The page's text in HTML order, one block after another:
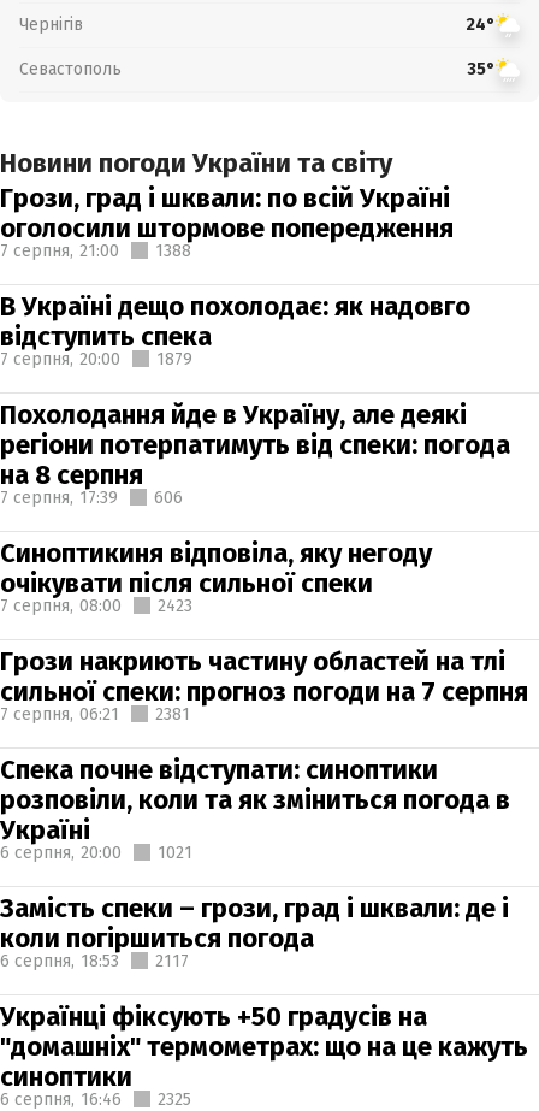
Чернігів 24°
Севастополь 35°
Новини погоди України та світу
Грози, град і шквали: по всій Україні
оголосили штормове попередження
7 серпня, 21:00 1388
В Україні дещо похолодає: як надовго
відступить спека
7 серпня, 20:00 1879
Похолодання йде в Україну, але деякі
регіони потерпатимуть від спеки: погода
на 8 серпня
7 серпня, 17:39 606
Синоптикиня відповіла, яку негоду
очікувати після сильної спеки
7 серпня, 08:00 2423
Грози накриють частину областей на тлі
сильної спеки: прогноз погоди на 7 серпня
7 серпня, 06:21 2381
Спека почне відступати: синоптики
розповіли, коли та як зміниться погода в
Україні
6 серпня, 20:00 1021
Замість спеки – грози, град і шквали: де і
коли погіршиться погода
6 серпня, 18:53 2117
Українці фіксують +50 градусів на
"домашніх" термометрах: що на це кажуть
синоптики
6 серпня, 16:46 2325